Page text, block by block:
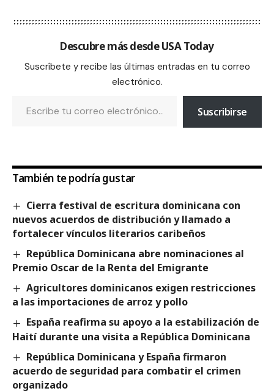
Descubre más desde USA Today
Suscríbete y recibe las últimas entradas en tu correo
electrónico.
Suscribirse
También te podría gustar
Cierra festival de escritura dominicana con
nuevos acuerdos de distribución y llamado a
fortalecer vínculos literarios caribeños
República Dominicana abre nominaciones al
Premio Oscar de la Renta del Emigrante
Agricultores dominicanos exigen restricciones
a las importaciones de arroz y pollo
España reafirma su apoyo a la estabilización de
Haití durante una visita a República Dominicana
República Dominicana y España firmaron
acuerdo de seguridad para combatir el crimen
organizado